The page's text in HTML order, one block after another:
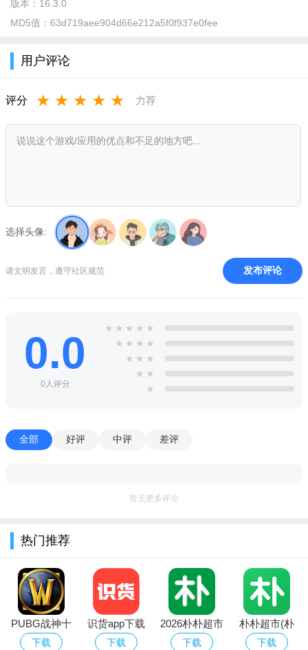
3、适配不同汽车屏幕分辨率，现阶段不同车型屏幕尺寸、分
联工作组正在攻克的工作方向；
1、实现在手机智能互联状态中拨打电话，查找通讯录等功
能。
显示屏上实现导航功能。
1、ICCOA Carlink初步形成了包括主流智能地图、影音娱
醒入口，可快速唤醒语音助手进行语音交互。
Dock任务栏，除了显示近期应用、便捷显示卡片外，还支持
POI、导航诱导、播放器、日程建议等信息便捷触达。
使用说明：
1、打开手机端的WLAN和蓝牙。
2、在车机端设置页面打开车机WLAN和蓝牙。
版本： 16.3.0
MD5值： 63d719aee904d66e212a5f0f937e0fee
用户评论
评分 ★ ★ ★ ★ ★ 力荐
选择头像:
请文明发言，遵守社区规范 发布评论
0.0
0人评分
★ ★ ★ ★ ★
★ ★ ★ ★
★ ★ ★
★ ★
★
全部 好评 中评 差评
暂无更多评论
热门推荐
PUBG战神十
字架下载安卓
下载
识货app下载
官方正版最新
下载
2026朴朴超市
app最新版本
下载
朴朴超市(朴
朴买菜)app安
下载